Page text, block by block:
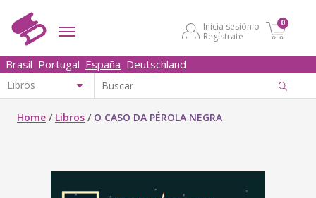
Inicia sesión o
Regístrate
0
Brasil Portugal España Deutschland
Home / Libros / O CASO DA PÉROLA NEGRA